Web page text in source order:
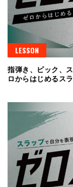
LESSON
指弾き、ピック、
ロからはじめるス